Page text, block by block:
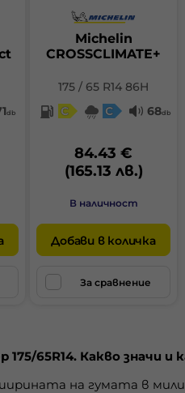
db
Michelin
CROSSCLIMATE+
175 / 65 R14 86H
C
C 68db
84.43 €
(165.13 лв.)
В наличност
Добави в количка
За сравнение
175/65R14. Какво значи и
на гумата в